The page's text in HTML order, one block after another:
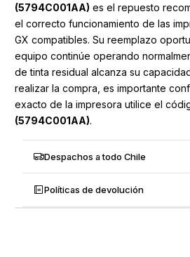
(5794C001AA) es el repuesto
el correcto funcionamiento de las
GX compatibles. Su reemplazo
equipo continúe operando
de tinta residual alcanza su
realizar la compra, es importante
exacto de la impresora utilice el
(5794C001AA).
Despachos a todo Chile
Políticas de devolución